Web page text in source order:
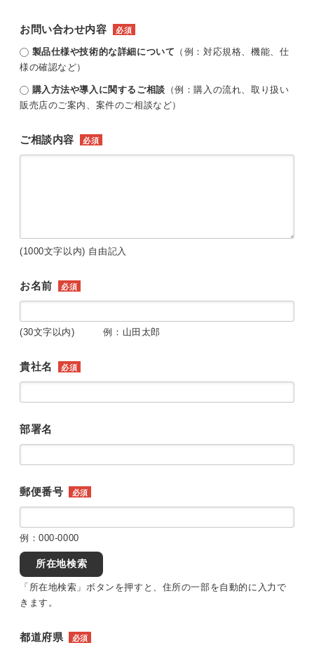
お問い合わせ内容 必須
製品仕様や技術的な詳細について （例：対応規格、機能、仕
様の確認など）
購入方法や導入に関するご相談 （例：購入の流れ、取り扱い
販売店のご案内、案件のご相談など）
ご相談内容 必須
(1000文字以内) 自由記入
お名前 必須
(30文字以内) 例：山田太郎
貴社名 必須
部署名
郵便番号 必須
例：000-0000
所在地検索
「所在地検索」ボタンを押すと、住所の一部を自動的に入力で
きます。
都道府県 必須